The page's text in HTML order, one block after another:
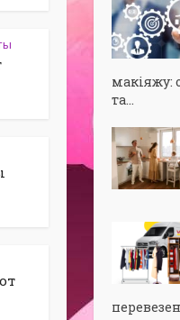
макіяжу:
та...